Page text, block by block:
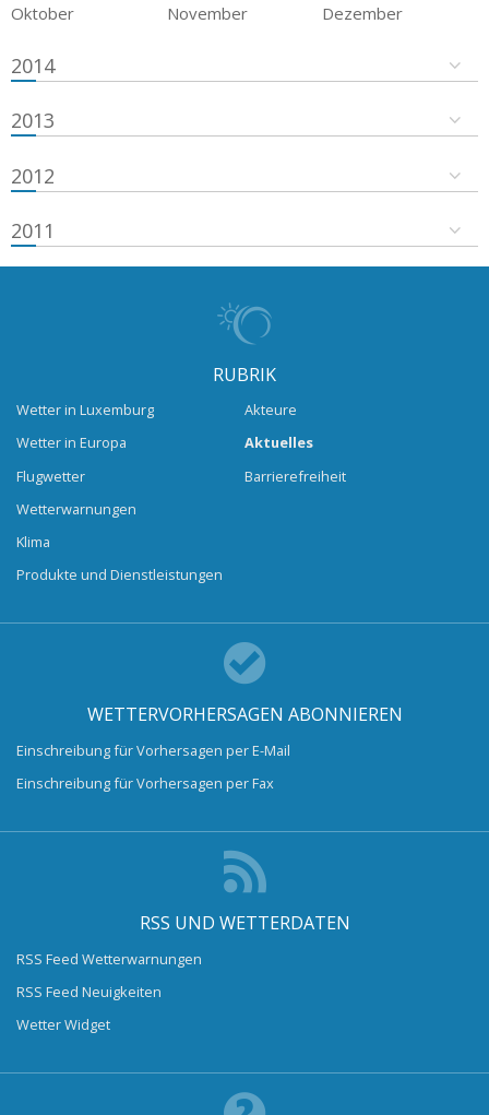
Oktober
November Dezember
2014
2013
2012
2011
RUBRIK
Wetter in Luxemburg
Wetter in Europa
Flugwetter
Wetterwarnungen
Klima
Produkte und Dienstleistungen
Akteure
Aktuelles
Barrierefreiheit
WETTERVORHERSAGEN ABONNIEREN
Einschreibung für Vorhersagen per E-Mail
Einschreibung für Vorhersagen per Fax
RSS UND WETTERDATEN
RSS Feed Wetterwarnungen
RSS Feed Neuigkeiten
Wetter Widget